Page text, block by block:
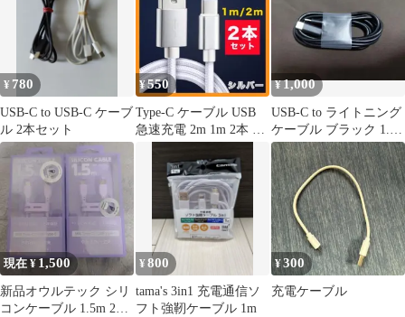
¥ 780
USB-C to USB-C ケーブ
ル 2本セット
¥550
Type-C ケーブル USB
急速充電 2m 1m 2本 ス
¥1,000
USB-C to ライトニング
ケーブル ブラック 1.8
ｍ 新品未使用
現在 ¥1,500
新品オウルテック シリ
コンケーブル 1.5m 2本
¥800
tama's 3in1 充電通信ソ
フト強靭ケーブル 1m
¥300
充電ケーブル